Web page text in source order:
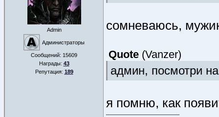
Admin
Администраторы
Сообщений: 15609
Награды: 43
Репутация: 189
сомневаюсь,
Quote (Vanzer)
админ, посмотри
я помню, как